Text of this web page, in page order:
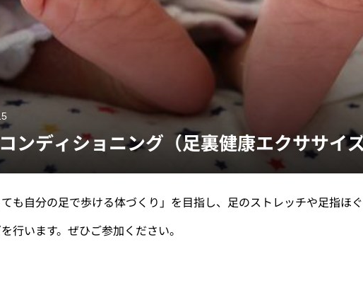
ンディショニング（足裏健康エクササイ
ても自分の足で歩ける体づくり」を目指し、足のストレッチや足指ほ
行います。ぜひご参加ください。